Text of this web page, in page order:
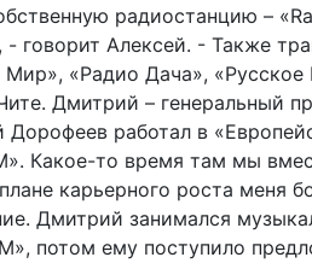
радиостанцию –
- говорит Алексей. - Также
«Радио Дача»,
Дмитрий – генеральный
Дорофеев работал в
Какое-то время там мы
карьерного роста меня
Дмитрий занимался
потом ему поступило